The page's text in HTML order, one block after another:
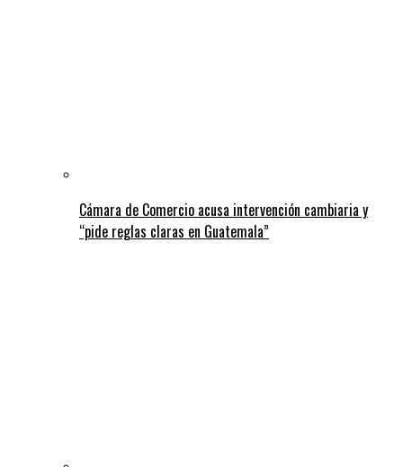
Cámara de Comercio acusa intervención cambiaria y
“pide reglas claras en Guatemala”